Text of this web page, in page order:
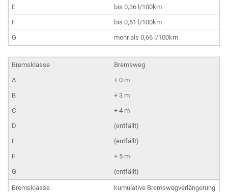
bis 0,36 l/100km
bis 0,51 l/100km
mehr als 0,66 l/100km
Bremsweg
+ 0 m
+ 3 m
+ 4 m
(entfällt)
(entfällt)
+ 5 m
(entfällt)
kumulative Bremswegverlängerung